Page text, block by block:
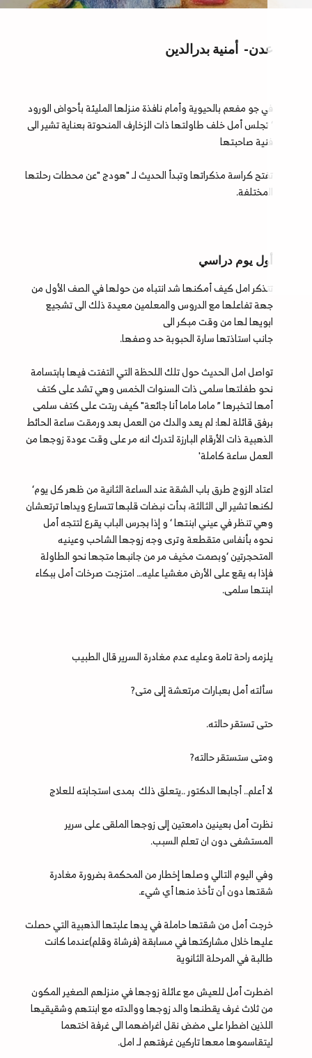
عدن- أمنية بدرالدين
في جو مفعم بالحيوية وأمام نافذة منزلها المليئة بأحواض الورود
‘ تجلس أمل خلف طاولتها ذات الزخارف المنحوتة بعناية تشير الى
فنية صاحبتها
تفتح كراسة مذكراتها وتبدأ الحديث لـ "هودج "عن محطات رحلتها
المختلفة.
أول يوم دراسي
تتذكر امل كيف أمكنها شد انتباه من حولها في الصف الأول من
جهة تفاعلها مع الدروس والمعلمين معيدة ذلك الى تشجيع
ابويها لها من وقت مبكر الى
جانب استاذتها سارة الحبوبة حد وصفها.
تواصل امل الحديث حول تلك اللحظة التي التفتت فيها بابتسامة
نحو طفلتها سلمى ذات السنوات الخمس وهي تشد على كتف
أمها لتخبرها ” ماما ماما أنا جائعة" كيف ربتت على كتف سلمى
برفق قائلة لها: لم يعد والدك من العمل بعد ورمقت ساعة الحائط
الذهبية ذات الأرقام البارزة لتدرك انه مر على وقت عودة زوجها من
العمل ساعة كاملة'
اعتاد الزوج طرق باب الشقة عند الساعة الثانية من ظهر كل يوم‘
لكنها تشير الى الثالثة، بدأت نبضات قلبها تتسارع ويداها ترتعشان
وهي تنظر في عيني ابنتها ‘ و إذا بجرس الباب يقرع لتتجه أمل
نحوه بأنفاس متقطعة وترى وجه زوجها الشاحب وعينيه
المتحجرتين ‘وبصمت مخيف مر من جانبها متجها نحو الطاولة
فإذا به يقع على الأرض مغشيا عليه… امتزجت صرخات أمل ببكاء
ابنتها سلمى.
يلزمه راحة تامة وعليه عدم مغادرة السرير قال الطبيب
سألته أمل بعبارات مرتعشة إلى متى?
حتى تستقر حالته.
ومتى ستستقر حالته?
لا أعلم.. أجابها الدكتور ..يتعلق ذلك بمدى استجابته للعلاج
نظرت أمل بعينين دامعتين إلى زوجها الملقى على سرير
المستشفى دون ان تعلم السبب.
وفي اليوم التالي وصلها إخطار من المحكمة بضرورة مغادرة
شقتها دون أن تأخذ منها أي شيء.
خرجت أمل من شقتها حاملة في يدها علبتها الذهبية التي حصلت
عليها خلال مشاركتها في مسابقة (فرشاة وقلم)عندما كانت
طالبة في المرحلة الثانوية
اضطرت أمل للعيش مع عائلة زوجها في منزلهم الصغير المكون
من ثلاث غرف يقطنها والد زوجها ووالدته مع ابنتهم وشقيقيها
اللذين اضطرا على مضض نقل اغراضهما الى غرفة اختهما
ليتقاسموها معها تاركين غرفتهم لـ امل.